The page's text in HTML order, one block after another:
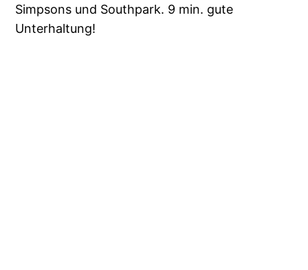
Simpsons und Southpark. 9 min. gute
Unterhaltung!